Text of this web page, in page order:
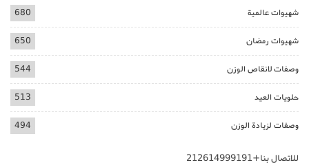
شهيوات عالمية 680
شهيوات رمضان 650
وصفات لانقاص الوزن 544
حلويات العيد 513
وصفات لزيادة الوزن 494
للاتصال بنا+212614999191